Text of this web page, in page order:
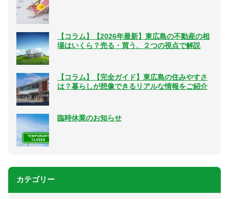
【コラム】【2026年最新】東広島の不動産の相
場はいくら？売る・買う、２つの視点で解説
【コラム】【完全ガイド】東広島の住みやすさ
は？暮らしが想像できるリアルな情報をご紹介
臨時休業のお知らせ
カテゴリー